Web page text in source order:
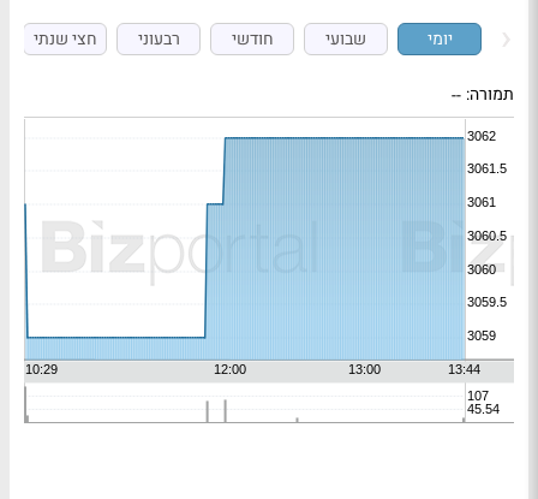
יומי שבועי חודשי רבעוני חצי שנתי
תמורה: --